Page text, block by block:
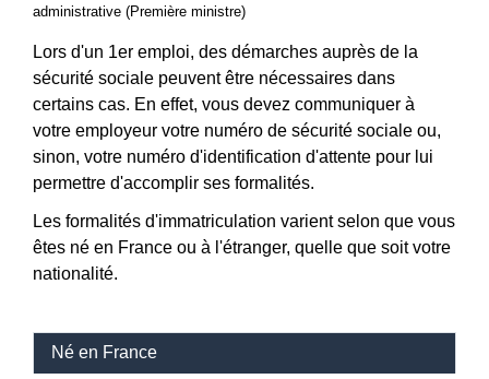
administrative (Première ministre)
Lors d'un 1er emploi, des démarches auprès de la
sécurité sociale peuvent être nécessaires dans
certains cas. En effet, vous devez communiquer à
votre employeur votre numéro de sécurité sociale ou,
sinon, votre numéro d'identification d'attente pour lui
permettre d'accomplir ses formalités.
Les formalités d'immatriculation varient selon que vous
êtes né en France ou à l'étranger, quelle que soit votre
nationalité.
Né en France